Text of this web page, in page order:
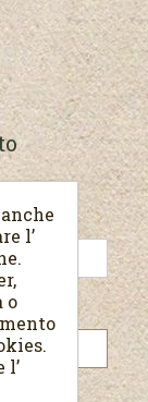
l’
o
l’